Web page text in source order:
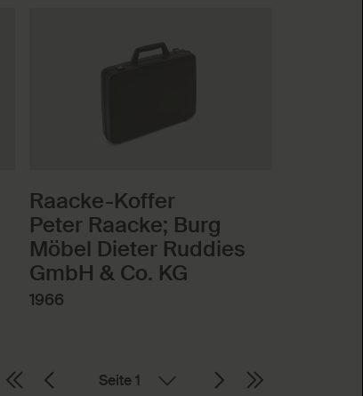
Raacke-Koffer
Peter Raacke; Burg
Möbel Dieter Ruddies
GmbH & Co. KG
1966